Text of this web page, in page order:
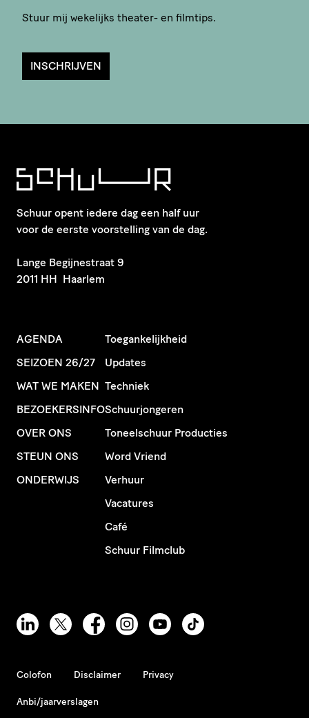
Stuur mij wekelijks theater- en filmtips.
INSCHRIJVEN
Schuur opent iedere dag een half uur
voor de eerste voorstelling van de dag.
​Lange Begijnestraat 9
2011 HH Haarlem
AGENDA
SEIZOEN 26/27
WAT WE MAKEN
BEZOEKERSINFO
OVER ONS
STEUN ONS
ONDERWIJS
Toegankelijkheid
Updates
Techniek
Schuurjongeren
Toneelschuur Producties
Word Vriend
Verhuur
Vacatures
Café
Schuur Filmclub
Colofon Disclaimer Privacy
Anbi/jaarverslagen